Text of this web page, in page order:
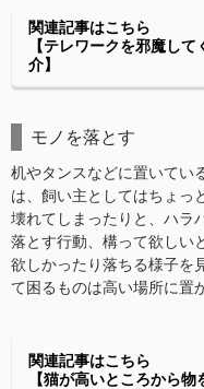
関連記事はこちら
【テレワークを邪魔し
介】
モノを落とす
机やタンスなどに置いてい
は、飼い主としてはちょっ
壊れてしまったりと、ハラ
落とす行動、構って欲しい
欲しかったり落ちる様子を
て困るものは高い場所に置
関連記事はこちら
【猫が高いところから物